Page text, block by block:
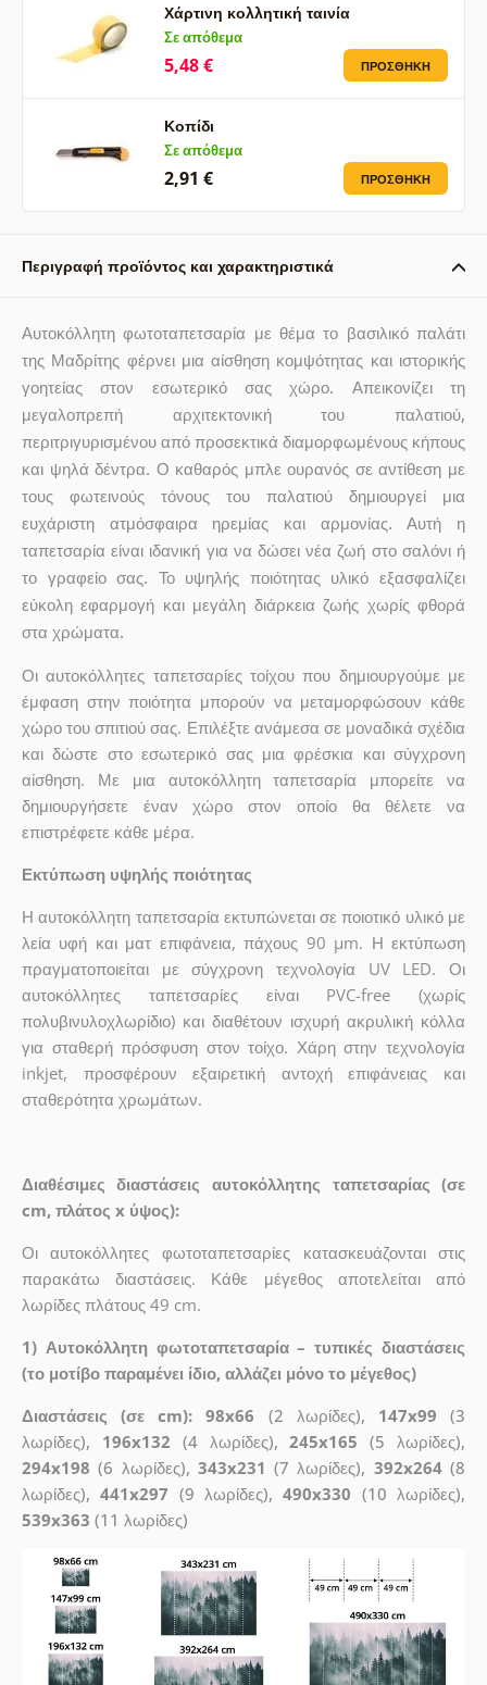
Χάρτινη κολλητική ταινία
Σε απόθεμα
5,48 € ΠΡΟΣΘΉΚΗ
Κοπίδι
Σε απόθεμα
2,91 € ΠΡΟΣΘΉΚΗ
Περιγραφή προϊόντος και χαρακτηριστικά
Αυτοκόλλητη φωτοταπετσαρία με θέμα το βασιλικό παλάτι
της Μαδρίτης φέρνει μια αίσθηση κομψότητας και ιστορικής
γοητείας στον εσωτερικό σας χώρο. Απεικονίζει τη
μεγαλοπρεπή αρχιτεκτονική του παλατιού,
περιτριγυρισμένου από προσεκτικά διαμορφωμένους κήπους
και ψηλά δέντρα. Ο καθαρός μπλε ουρανός σε αντίθεση με
τους φωτεινούς τόνους του παλατιού δημιουργεί μια
ευχάριστη ατμόσφαιρα ηρεμίας και αρμονίας. Αυτή η
ταπετσαρία είναι ιδανική για να δώσει νέα ζωή στο σαλόνι ή
το γραφείο σας. Το υψηλής ποιότητας υλικό εξασφαλίζει
εύκολη εφαρμογή και μεγάλη διάρκεια ζωής χωρίς φθορά
στα χρώματα.
Οι αυτοκόλλητες ταπετσαρίες τοίχου που δημιουργούμε με
έμφαση στην ποιότητα μπορούν να μεταμορφώσουν κάθε
χώρο του σπιτιού σας. Επιλέξτε ανάμεσα σε μοναδικά σχέδια
και δώστε στο εσωτερικό σας μια φρέσκια και σύγχρονη
αίσθηση. Με μια αυτοκόλλητη ταπετσαρία μπορείτε να
δημιουργήσετε έναν χώρο στον οποίο θα θέλετε να
επιστρέφετε κάθε μέρα.
Εκτύπωση υψηλής ποιότητας
Η αυτοκόλλητη ταπετσαρία εκτυπώνεται σε ποιοτικό υλικό με
λεία υφή και ματ επιφάνεια, πάχους 90 µm. Η εκτύπωση
πραγματοποιείται με σύγχρονη τεχνολογία UV LED. Οι
αυτοκόλλητες ταπετσαρίες είναι PVC-free (χωρίς
πολυβινυλοχλωρίδιο) και διαθέτουν ισχυρή ακρυλική κόλλα
για σταθερή πρόσφυση στον τοίχο. Χάρη στην τεχνολογία
inkjet, προσφέρουν εξαιρετική αντοχή επιφάνειας και
σταθερότητα χρωμάτων.
Διαθέσιμες διαστάσεις αυτοκόλλητης ταπετσαρίας (σε
cm, πλάτος x ύψος):
Οι αυτοκόλλητες φωτοταπετσαρίες κατασκευάζονται στις
παρακάτω διαστάσεις. Κάθε μέγεθος αποτελείται από
λωρίδες πλάτους 49 cm.
1) Αυτοκόλλητη φωτοταπετσαρία – τυπικές διαστάσεις
(το μοτίβο παραμένει ίδιο, αλλάζει μόνο το μέγεθος)
Διαστάσεις (σε cm): 98x66 (2 λωρίδες), 147x99 (3
λωρίδες), 196x132 (4 λωρίδες),245x165 (5 λωρίδες),
294x198 (6 λωρίδες), 343x231 (7 λωρίδες), 392x264(8
λωρίδες),441x297 (9 λωρίδες),490x330 (10 λωρίδες),
539x363 (11 λωρίδες)